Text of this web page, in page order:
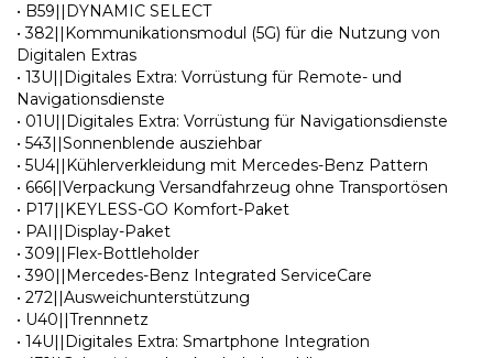
• B59||DYNAMIC SELECT
• 382||Kommunikationsmodul (5G) für die Nutzung von
Digitalen Extras
• 13U||Digitales Extra: Vorrüstung für Remote- und
Navigationsdienste
• 01U||Digitales Extra: Vorrüstung für Navigationsdienste
• 543||Sonnenblende ausziehbar
• 5U4||Kühlerverkleidung mit Mercedes-Benz Pattern
• 666||Verpackung Versandfahrzeug ohne Transportösen
• P17||KEYLESS-GO Komfort-Paket
• PAI||Display-Paket
• 309||Flex-Bottleholder
• 390||Mercedes-Benz Integrated ServiceCare
• 272||Ausweichunterstützung
• U40||Trennnetz
• 14U||Digitales Extra: Smartphone Integration